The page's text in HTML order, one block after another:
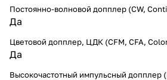
Постоянно-волновой допплер (CW,
Да
Цветовой допплер, ЦДК (CFM, CFA,
Да
Высокочастотный импульсный допплер